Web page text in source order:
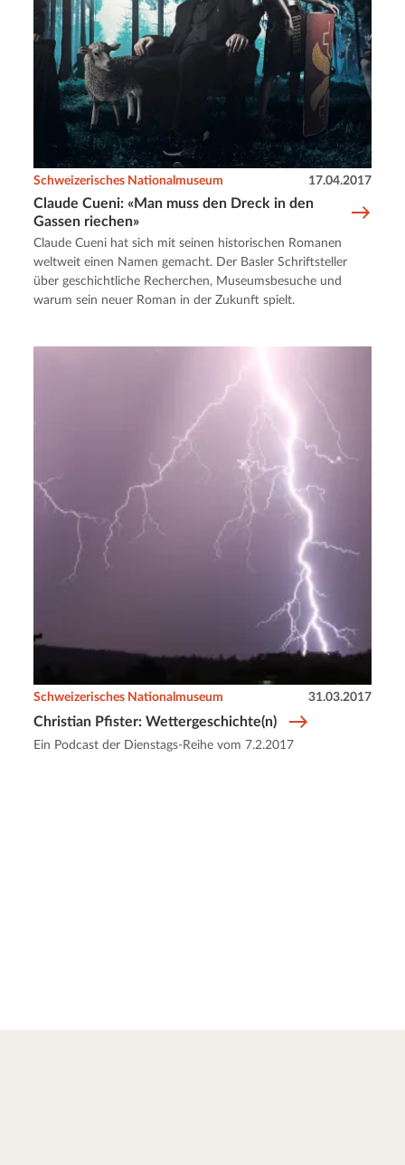
Claude Cueni: «Man muss den Dreck in den
Gassen riechen»
Schweizerisches Nationalmuseum 17.04.2017
Claude Cueni hat sich mit seinen historischen Romanen
weltweit einen Namen gemacht. Der Basler Schriftsteller
über geschichtliche Recherchen, Museumsbesuche und
warum sein neuer Roman in der Zukunft spielt.
Christian Pfister: Wettergeschichte(n)
Schweizerisches Nationalmuseum 31.03.2017
Ein Podcast der Dienstags-Reihe vom 7.2.2017